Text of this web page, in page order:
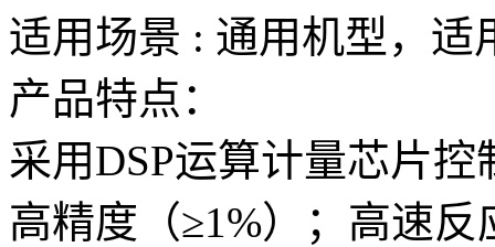
适用场景 : 通用机型，适
产品特点：
采用DSP运算计量芯片
高精度（≥1%）；高速反